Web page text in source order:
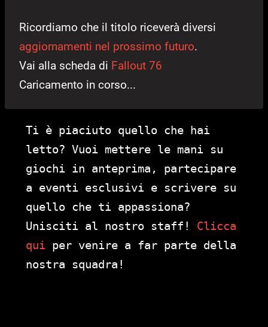
Ricordiamo che il titolo riceverà diversi
aggiornamenti nel prossimo futuro.
Vai alla scheda di Fallout 76
Caricamento in corso...
Ti è piaciuto quello che hai
letto? Vuoi mettere le mani su
giochi in anteprima, partecipare
a eventi esclusivi e scrivere su
quello che ti appassiona?
Unisciti al nostro staff! Clicca
qui per venire a far parte della
nostra squadra!